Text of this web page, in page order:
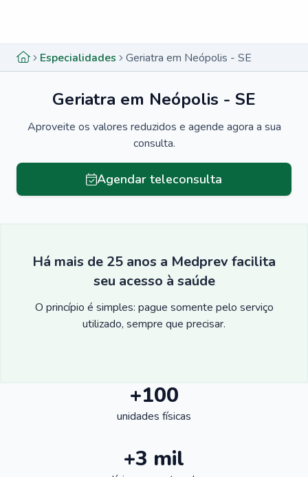
Especialidades Geriatra em Neópolis - SE
Geriatra em Neópolis - SE
Aproveite os valores reduzidos e agende agora a sua
consulta.
Agendar teleconsulta
Há mais de 25 anos a Medprev facilita
seu acesso à saúde
O princípio é simples: pague somente pelo serviço
utilizado, sempre que precisar.
+100
unidades físicas
+3 mil